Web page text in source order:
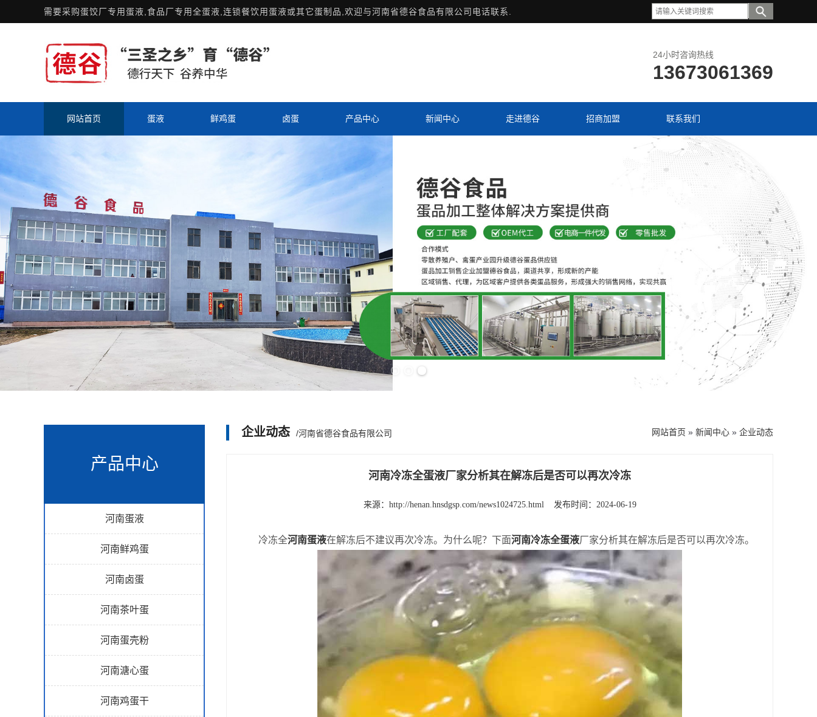
需要采购蛋饺厂专用蛋液 ,食品厂专用全蛋液,连锁餐饮用蛋液或其它蛋制品,欢迎与河南省德谷食品有限公司电话联系.
24小时咨询热线
13673061369
网站首页 蛋液 鲜鸡蛋 卤蛋 产品中心 新闻中心 走进德谷 招商加盟 联系我们
产品中心
河南蛋液
河南鲜鸡蛋
河南卤蛋
河南茶叶蛋
河南蛋壳粉
河南溏心蛋
河南鸡蛋干
企业动态 /河南省德谷食品有限公司 网站首页 » 新闻中心 » 企业动态
河南冷冻全蛋液厂家分析其在解冻后是否可以再次冷冻
来源： http://henan.hnsdgsp.com/news1024725.html 发布时间：2024-06-19
冷冻全河南蛋液在解冻后不建议再次冷冻。为什么呢？下面河南冷冻全蛋液厂家分析其在解冻后是否可以再次冷冻。